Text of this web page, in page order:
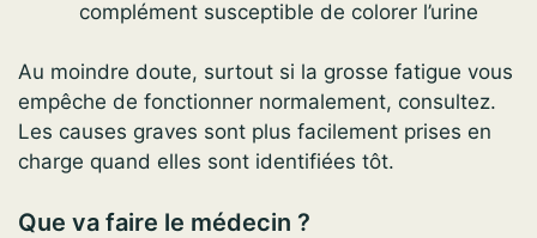
complément susceptible de colorer l’urine
Au moindre doute, surtout si la grosse fatigue vous
empêche de fonctionner normalement, consultez.
Les causes graves sont plus facilement prises en
charge quand elles sont identifiées tôt.
Que va faire le médecin ?